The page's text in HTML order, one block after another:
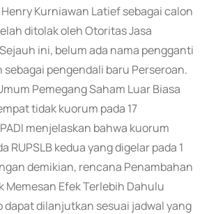
Kurniawan Latief sebagai calon
ditolak oleh Otoritas Jasa
ini, belum ada nama pengganti
sebagai pengendali baru Perseroan.
Pemegang Saham Luar Biasa
tidak kuorum pada 17
menjelaskan bahwa kuorum
RUPSLB kedua yang digelar pada 1
demikian, rencana Penambahan
Memesan Efek Terlebih Dahulu
dapat dilanjutkan sesuai jadwal yang